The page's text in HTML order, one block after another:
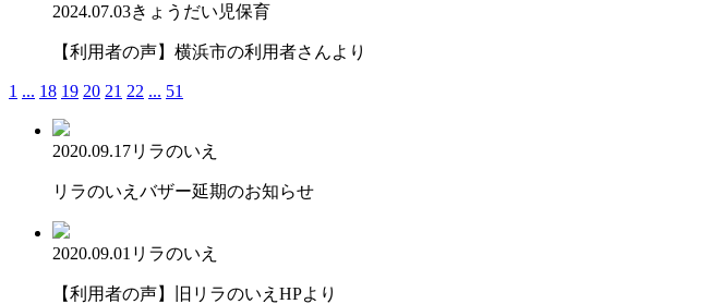
2024.07.03きょうだい児保育
【利用者の声】横浜市の利用者さんより
1 ... 18 19 20 21 22 ... 51
2020.09.17リラのいえ
リラのいえバザー延期のお知らせ
2020.09.01 リラのいえ
【利用者の声】旧リラのいえHPより